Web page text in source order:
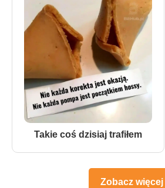
Takie coś dzisiaj trafiłem
Zobacz więcej